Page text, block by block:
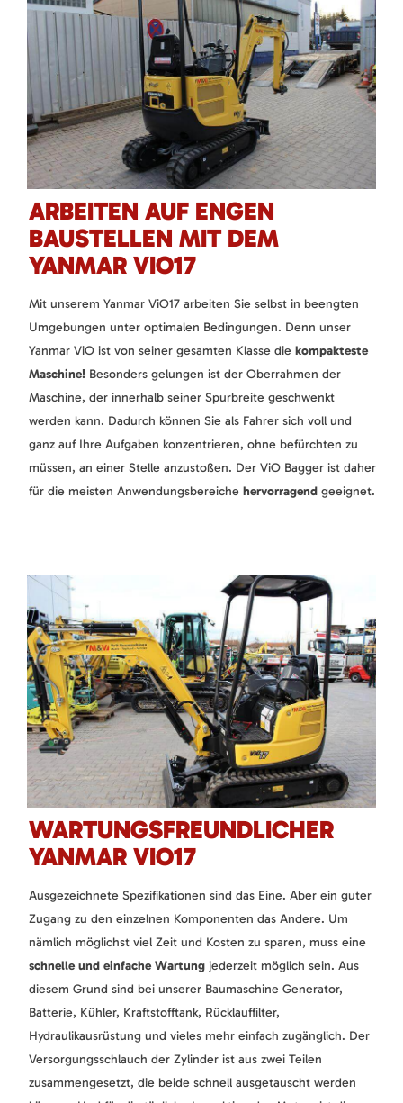
ARBEITEN AUF ENGEN
BAUSTELLEN MIT DEM
YANMAR VIO17
Mit unserem Yanmar ViO17 arbeiten Sie selbst in beengten
Umgebungen unter optimalen Bedingungen. Denn unser
Yanmar ViO ist von seiner gesamten Klasse die kompakteste
Maschine! Besonders gelungen ist der Oberrahmen der
Maschine, der innerhalb seiner Spurbreite geschwenkt
werden kann. Dadurch können Sie als Fahrer sich voll und
ganz auf Ihre Aufgaben konzentrieren, ohne befürchten zu
müssen, an einer Stelle anzustoßen. Der ViO Bagger ist daher
für die meisten Anwendungsbereiche hervorragend geeignet.
WARTUNGSFREUNDLICHER
YANMAR VIO17
Ausgezeichnete Spezifikationen sind das Eine. Aber ein guter
Zugang zu den einzelnen Komponenten das Andere. Um
nämlich möglichst viel Zeit und Kosten zu sparen, muss eine
schnelle und einfache Wartung jederzeit möglich sein. Aus
diesem Grund sind bei unserer Baumaschine Generator,
Batterie, Kühler, Kraftstofftank, Rücklauffilter,
Hydraulikausrüstung und vieles mehr einfach zugänglich. Der
Versorgungsschlauch der Zylinder ist aus zwei Teilen
zusammengesetzt, die beide schnell ausgetauscht werden